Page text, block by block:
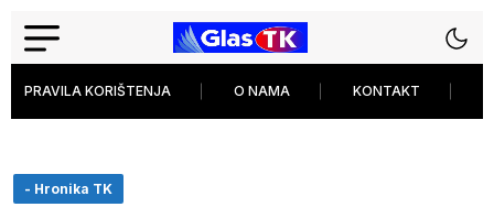
PRAVILA KORIŠTENJA O NAMA KONTAKT
- Hronika TK